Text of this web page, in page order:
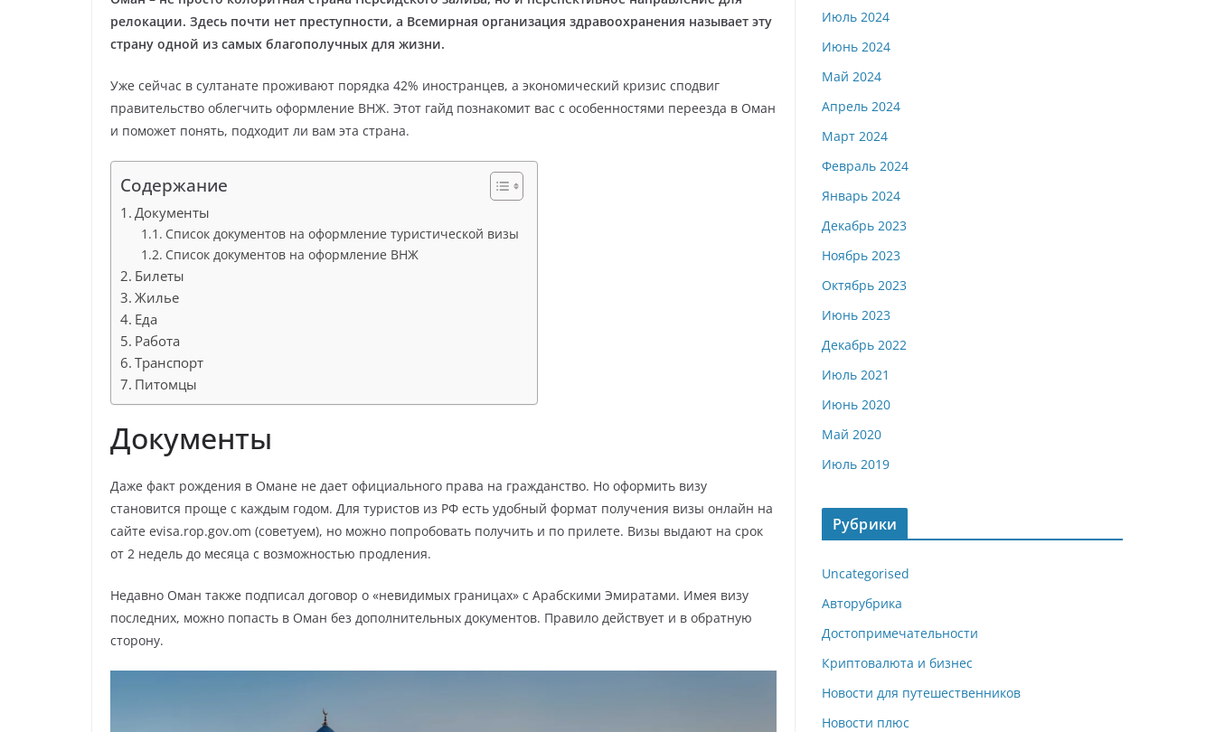
релокации. Здесь почти нет преступности, а Всемирная организация здравоохранения называет эту
страну одной из самых благополучных для жизни.
Уже сейчас в султанате проживают порядка 42% иностранцев, а экономический кризис сподвиг
правительство облегчить оформление ВНЖ. Этот гайд познакомит вас с особенностями переезда в Оман
и поможет понять, подходит ли вам эта страна.
Содержание
Документы
Список документов на оформление туристической визы
Список документов на оформление ВНЖ
Билеты
Жилье
Еда
Работа
Транспорт
Питомцы
Документы
Даже факт рождения в Омане не дает официального права на гражданство. Но оформить визу
становится проще с каждым годом. Для туристов из РФ есть удобный формат получения визы онлайн на
сайте evisa.rop.gov.om (советуем), но можно попробовать получить и по прилете. Визы выдают на срок
от 2 недель до месяца с возможностью продления.
Недавно Оман также подписал договор о «невидимых границах» с Арабскими Эмиратами. Имея визу
последних, можно попасть в Оман без дополнительных документов. Правило действует и в обратную
сторону.
Июль 2024
Июнь 2024
Май 2024
Апрель 2024
Март 2024
Февраль 2024
Январь 2024
Декабрь 2023
Ноябрь 2023
Октябрь 2023
Июнь 2023
Декабрь 2022
Июль 2021
Июнь 2020
Май 2020
Июль 2019
Рубрики
Uncategorised
Авторубрика
Достопримечательности
Криптовалюта и бизнес
Новости для путешественников
Новости плюс